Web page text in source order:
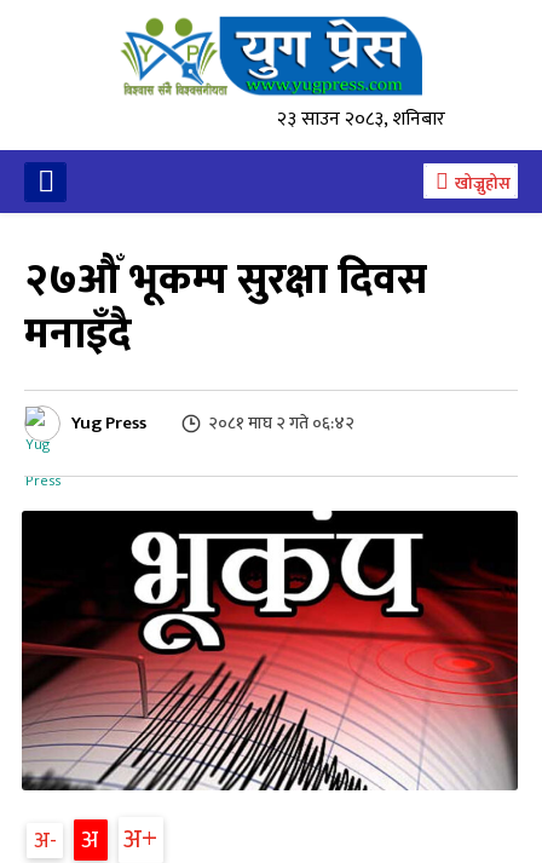
२३ साउन २०८३, शनिबार
खोज्नुहोस
२७औँ भूकम्प सुरक्षा दिवस
मनाइँदै
Yug Press २०८१ माघ २ गते ०६:४२
अ अ अ